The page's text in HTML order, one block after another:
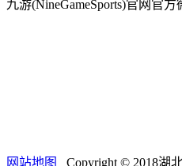
九游(NineGameSports)官网官方
网站地图 Copyright © 2018湖